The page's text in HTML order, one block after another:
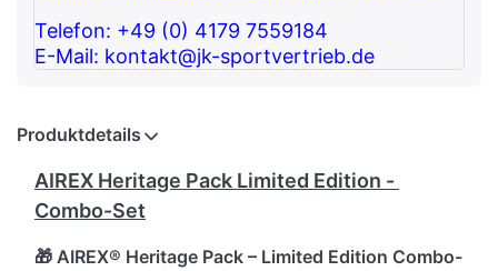
Telefon: +49 (0) 4179 7559184
E-Mail: kontakt@jk-sportvertrieb.de
Produktdetails
AIREX Heritage Pack Limited Edition -
Combo-Set
🎁 AIREX® Heritage Pack – Limited Edition Combo-